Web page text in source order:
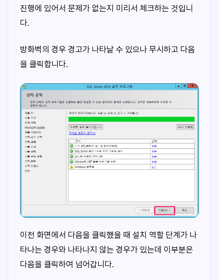
진행에 있어서 문제가 없는지 미리서 체크하는 것입니
다.
방화벽의 경우 경고가 나타날 수 있으나 무시하고 다음
을 클릭합니다.
이전 화면에서 다음을 클릭했을 때 설치 역할 단계가 나
타나는 경우와 나타나지 않는 경우가 있는데 이부분은
다음을 클릭하여 넘어갑니다.